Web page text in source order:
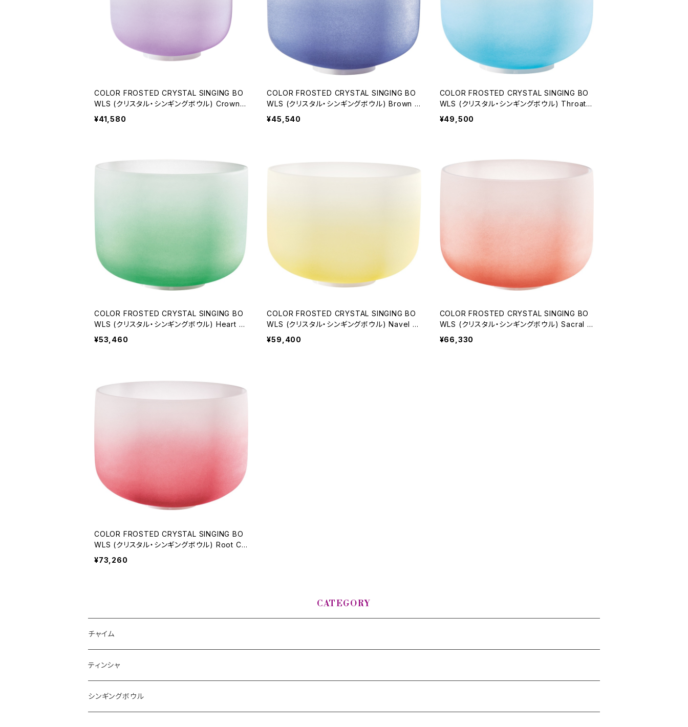
COLOR FROSTED CRYSTAL SINGING BO
WLS (クリスタル・シンギングボウル) Crown C
hakra / 8 inch
¥41,580
COLOR FROSTED CRYSTAL SINGING BO
WLS (クリスタル・シンギングボウル) Brown C
hakra / 9 inch
¥45,540
COLOR FROSTED CRYSTAL SINGING BO
WLS (クリスタル・シンギングボウル) Throat
Chakra / 10 inch
¥49,500
COLOR FROSTED CRYSTAL SINGING BO
WLS (クリスタル・シンギングボウル) Heart C
hakra / 11 inch
¥53,460
COLOR FROSTED CRYSTAL SINGING BO
WLS (クリスタル・シンギングボウル) Navel C
hakra / 12 inch
¥59,400
COLOR FROSTED CRYSTAL SINGING BO
WLS (クリスタル・シンギングボウル) Sacral C
hakra / 13 inch
¥66,330
COLOR FROSTED CRYSTAL SINGING BO
WLS (クリスタル・シンギングボウル) Root Ch
akra / 14 inch
¥73,260
CATEGORY
チャイム
ティンシャ
シンギングボウル